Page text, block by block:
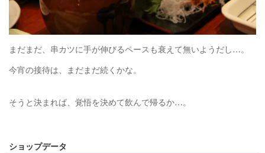
まだまだ、串カツに手が伸びるペースも衰えて無いようだし…。
今宵の接待は、まだまだ続くかな。
そうと決まれば、覚悟を決めて飲んで帰るか…。
ショップデータ